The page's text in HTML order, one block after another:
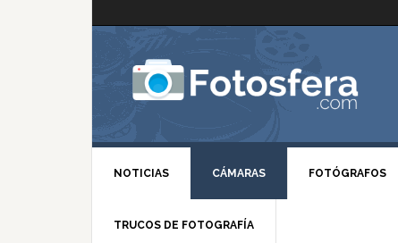
NOTICIAS CÁMARAS FOTÓGRAFOS
TRUCOS DE FOTOGRAFÍA